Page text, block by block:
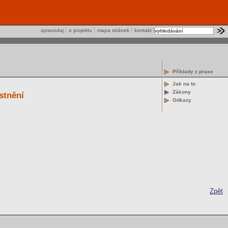
kontakt
mapa stránek
o projektu
zpravodaj
Příklady z praxe
Jak na to
Zákony
Odkazy
Zpět